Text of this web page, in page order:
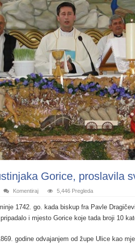
Gorice, proslavila
Komentiraj 5,446 Pregleda
1742. go. kada biskup fra Pavle
i mjesto Gorice koje tada broji 10
godine odvajanjem od župe Ulice kao